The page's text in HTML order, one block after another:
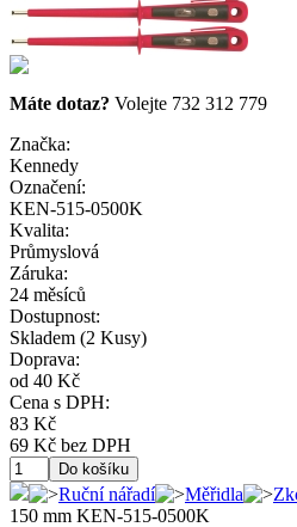
Máte dotaz? Volejte 732 312 779
Značka:
Kennedy
Označení:
KEN-515-0500K
Kvalita:
Průmyslová
Záruka:
24 měsíců
Dostupnost:
Skladem (2 Kusy)
Doprava:
od 40 Kč
Cena s DPH:
83 Kč
69 Kč bez DPH
Ruční nářadí Měřidla
150 mm KEN-515-0500K